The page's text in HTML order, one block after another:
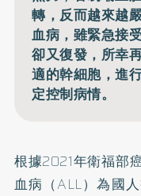
轉，反而越來越
血病，雖緊急接
卻又復發，所幸
適的幹細胞，進
定控制病情。
根據2021年衛福部
血病（ALL）為國